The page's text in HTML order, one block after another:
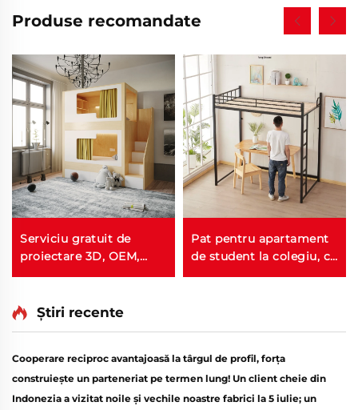
Produse recomandate
Serviciu gratuit de
proiectare 3D, OEM,
ODM, pat suprapus în
metalic personalizat, cu
elev
Pat pentru apartament
de student la colegiu, cu
cadru din fier, pat
Știri recente
Cooperare reciproc avantajoasă la târgul de profil, forța
construiește un parteneriat pe termen lung! Un client cheie din
Indonezia a vizitat noile și vechile noastre fabrici la 5 iulie; un